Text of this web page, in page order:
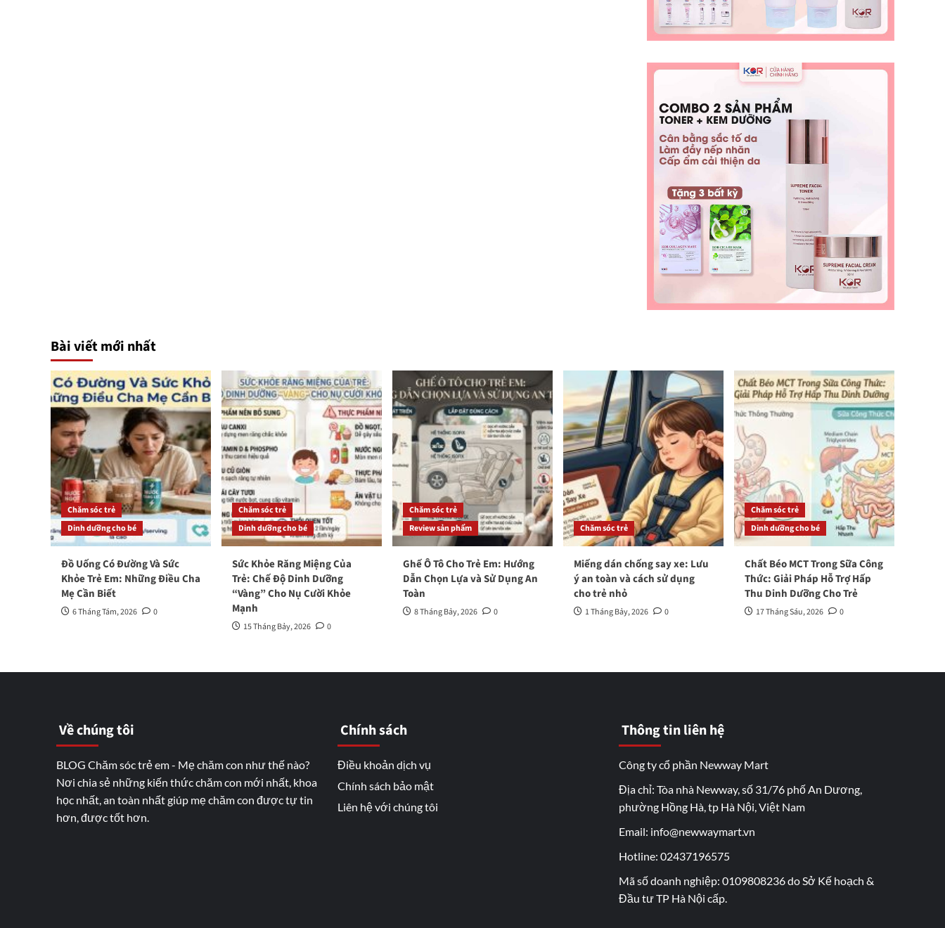
Bài viết mới nhất
Chăm sóc trẻ
Dinh dưỡng cho bé
Đồ Uống Có Đường Và Sức
Khỏe Trẻ Em: Những Điều Cha
Mẹ Cần Biết
6 Tháng Tám, 2026 0
Chăm sóc trẻ
Dinh dưỡng cho bé
Sức Khỏe Răng Miệng Của
Trẻ: Chế Độ Dinh Dưỡng
“Vàng” Cho Nụ Cười Khỏe
Mạnh
15 Tháng Bảy, 2026 0
Chăm sóc trẻ
Review sản phẩm
Ghế Ô Tô Cho Trẻ Em: Hướng
Dẫn Chọn Lựa và Sử Dụng An
Toàn
8 Tháng Bảy, 2026 0
Chăm sóc trẻ
Miếng dán chống say xe: Lưu
ý an toàn và cách sử dụng
cho trẻ nhỏ
1 Tháng Bảy, 2026 0
Chăm sóc trẻ
Dinh dưỡng cho bé
Chất Béo MCT Trong Sữa Công
Thức: Giải Pháp Hỗ Trợ Hấp
Thu Dinh Dưỡng Cho Trẻ
17 Tháng Sáu, 2026 0
Về chúng tôi
BLOG Chăm sóc trẻ em - Mẹ chăm con như thế nào?
Nơi chia sẻ những kiến thức chăm con mới nhất, khoa
học nhất, an toàn nhất giúp mẹ chăm con được tự tin
hơn, được tốt hơn.
Chính sách
Điều khoản dịch vụ
Chính sách bảo mật
Liên hệ với chúng tôi
Thông tin liên hệ
Công ty cổ phần Newway Mart
Địa chỉ: Tòa nhà Newway, số 31/76 phố An Dương,
phường Hồng Hà, tp Hà Nội, Việt Nam
Email: info@newwaymart.vn
Hotline: 02437196575
Mã số doanh nghiệp: 0109808236 do Sở Kế hoạch &
Đầu tư TP Hà Nội cấp.